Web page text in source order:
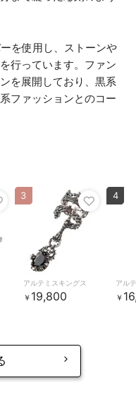
を使用し、ストーンや
行っています。ファン
を展開しており、黒系
ファッションとのコー
アルテミスキングス
￥ 19,800
3
アル
￥
4